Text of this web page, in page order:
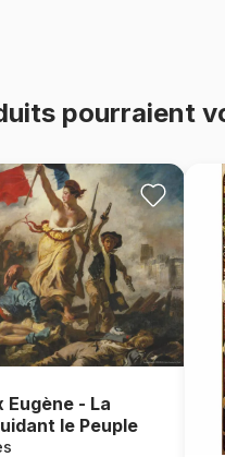
pourraient
Eugène - La
le Peuple